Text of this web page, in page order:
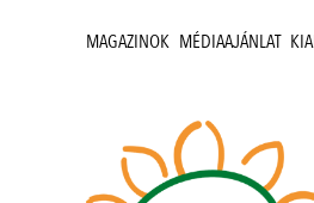
MAGAZINOK MÉDIAAJÁNLAT